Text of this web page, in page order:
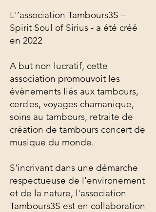
L'’association Tambours3S –
Spirit Soul of Sirius - a été créé
en 2022
A but non lucratif, cette
association promouvoit les
évènements liés aux tambours,
cercles, voyages chamanique,
soins au tambours, retraite de
création de tambours concert de
musique du monde.
S'incrivant dans une démarche
respectueuse de l'environement
et de la nature, l'association
Tambours3S est en collaboration